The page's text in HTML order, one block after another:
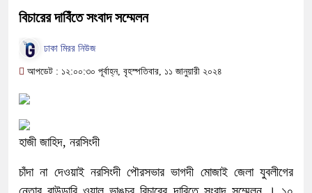
বিচারের দাবিঁতে সংবাদ সম্মেলন
ঢাকা মিরর নিউজ
আপডেট : ১২:০০:৩০ পূর্বাহ্ন, বৃহস্পতিবার, ১১ জানুয়ারী ২০২৪
হাজী জাহিদ, নরসিংদী
চাঁদা না দেওয়াই নরসিংদী পৌরসভার ভাগদী মোজাই জেলা যুবলীগের